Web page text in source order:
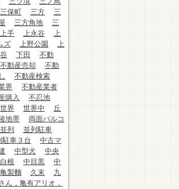
三保町 三方
三
三方角地
三
上手 上永谷
上
ズ
上野公園
上
下田
不動
不動産売却
不動
不動産検索
界
不動産業者
購入
不忍池
世界 世界中
丘
地帯
両面バルコ
並列
並列駐車
駐車３台
中古マ
中型犬
中央
根 中目黒
中
製麵 久末
九
ん，亀有アリオ，